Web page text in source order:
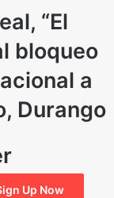
“El
bloqueo
a
Durango